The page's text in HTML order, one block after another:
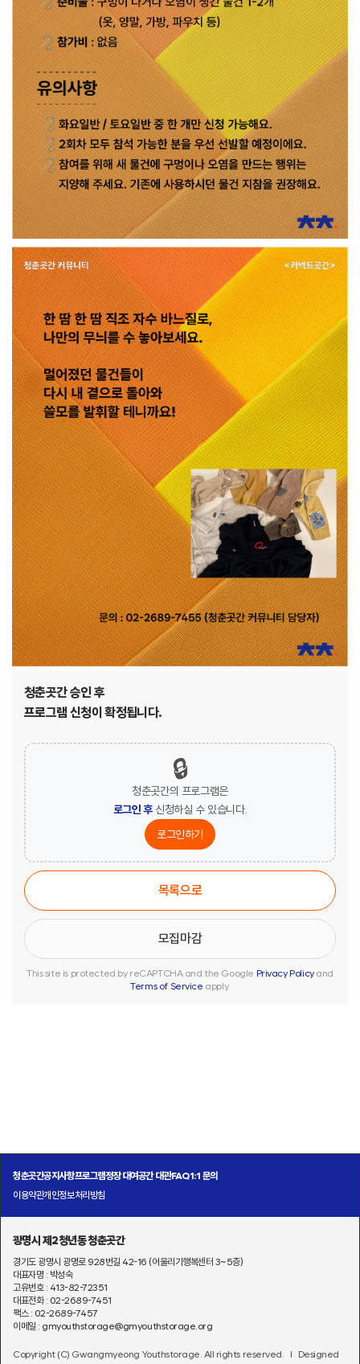
청춘곳간 승인 후
프로그램 신청이 확정됩니다.
🔒
청춘곳간의 프로그램은
로그인 후신청하실 수 있습니다.
로그인하기
목록으로
This site is protected by reCAPTCHA and the Google Privacy Policyand
Terms of Service apply.
청춘곳간공지사항프로그램정장 대여공간 대관FAQ1:1 문의
이용약관개인정보처리방침
광명시 제2청년동 청춘곳간
경기도 광명시 광명로 928번길 42-16 (어울리기행복센터 3~5층)
대표자명 : 박성숙
고유번호 : 413-82-72351
대표전화 : 02-2689-7451
팩스 : 02-2689-7457
이메일 : gmyouthstorage@gmyouthstorage.org
Copyright (C) Gwangmyeong Youthstorage. All rights reserved. l Designed